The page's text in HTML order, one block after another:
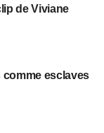
de Viviane
comme esclaves